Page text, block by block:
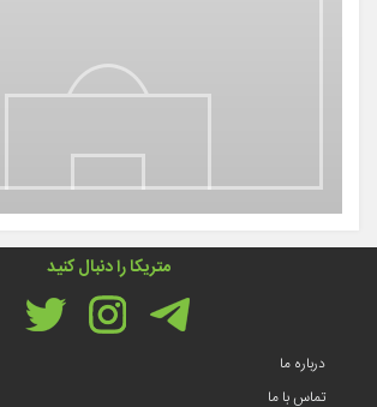
متریکا را دنبال کنید
درباره ما
تماس با ما